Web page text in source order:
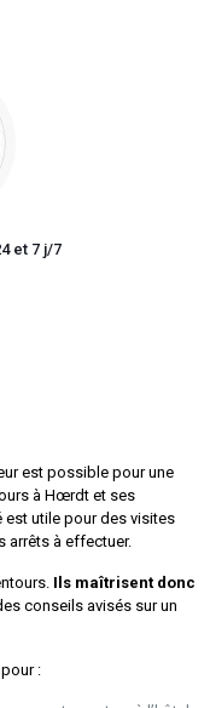
et 7 j/7
est possible pour une
à Hœrdt et ses
est utile pour des visites
arrêts à effectuer.
Ils maîtrisent donc
conseils avisés sur un
: